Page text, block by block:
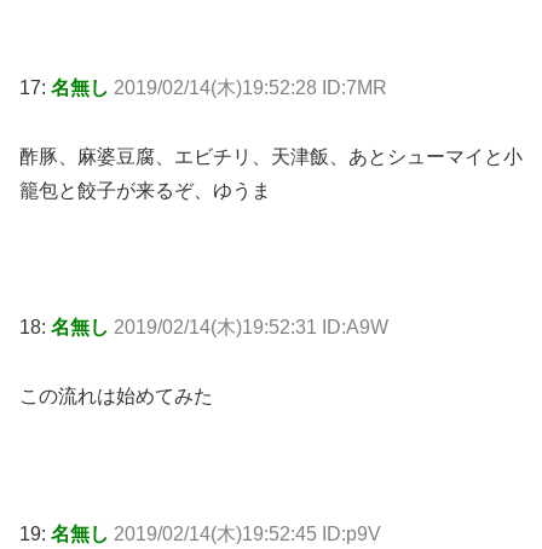
17: 名無し 2019/02/14(木)19:52:28 ID:7MR
酢豚、麻婆豆腐、エビチリ、天津飯、あとシューマイと小
籠包と餃子が来るぞ、ゆうま
18: 名無し 2019/02/14(木)19:52:31 ID:A9W
この流れは始めてみた
19: 名無し 2019/02/14(木)19:52:45 ID:p9V